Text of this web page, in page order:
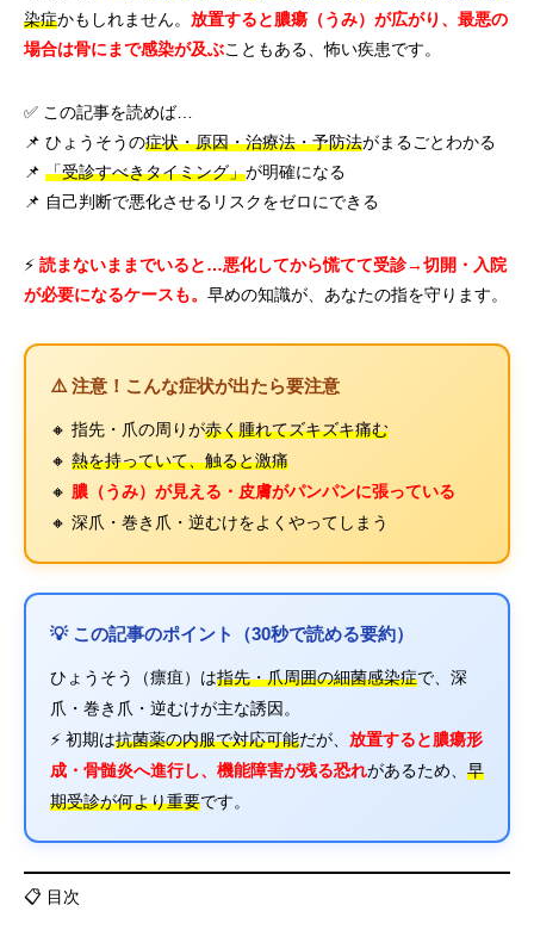
染症かもしれません。 放置すると膿瘍（うみ）が広がり、最悪の
場合は骨にまで感染が及ぶこともある、怖い疾患です。
✅ この記事を読めば…
📌 ひょうそうの症状・原因・治療法・予防法がまるごとわかる
📌 「受診すべきタイミング」が明確になる
📌 自己判断で悪化させるリスクをゼロにできる
⚡ 読まないままでいると…悪化してから慌てて受診→切開・入院
が必要になるケースも。 早めの知識が、あなたの指を守ります。
⚠️ 注意！こんな症状が出たら要注意
🔸 指先・爪の周りが赤く腫れてズキズキ痛む
🔸 熱を持っていて、触ると激痛
🔸 膿（うみ）が見える・皮膚がパンパンに張っている
🔸 深爪・巻き爪・逆むけをよくやってしまう
💡 この記事のポイント（30秒で読める要約）
ひょうそう（瘭疽）は指先・爪周囲の細菌感染症で、深
爪・巻き爪・逆むけが主な誘因。
⚡ 初期は抗菌薬の内服で対応可能だが、 放置すると膿瘍形
成・骨髄炎へ進行し、機能障害が残る恐れがあるため、 早
期受診が何より重要です。
📋 目次